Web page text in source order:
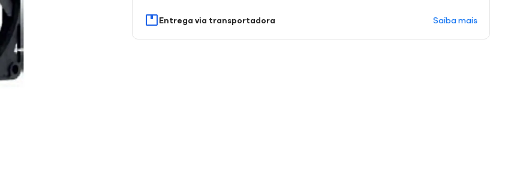
Entrega via transportadora Saiba mais